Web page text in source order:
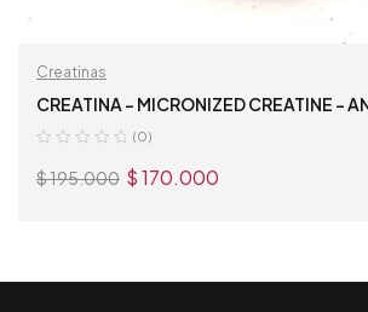
Creatinas
CREATINA – MICRONIZED CREATINE –
(0)
$195.000 $170.000